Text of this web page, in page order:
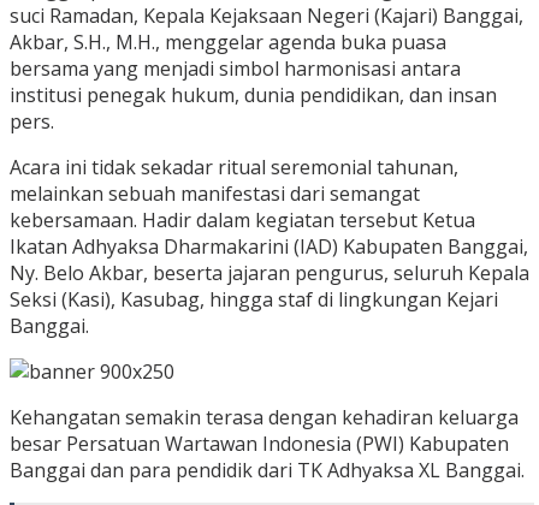
suci Ramadan, Kepala Kejaksaan Negeri (Kajari) Banggai,
Akbar, S.H., M.H., menggelar agenda buka puasa
bersama yang menjadi simbol harmonisasi antara
institusi penegak hukum, dunia pendidikan, dan insan
pers.
Acara ini tidak sekadar ritual seremonial tahunan,
melainkan sebuah manifestasi dari semangat
kebersamaan. Hadir dalam kegiatan tersebut Ketua
Ikatan Adhyaksa Dharmakarini (IAD) Kabupaten Banggai,
Ny. Belo Akbar, beserta jajaran pengurus, seluruh Kepala
Seksi (Kasi), Kasubag, hingga staf di lingkungan Kejari
Banggai.
Kehangatan semakin terasa dengan kehadiran keluarga
besar Persatuan Wartawan Indonesia (PWI) Kabupaten
Banggai dan para pendidik dari TK Adhyaksa XL Banggai.